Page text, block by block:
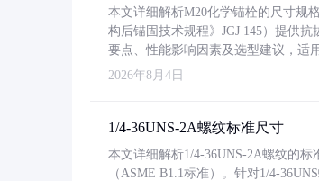
本文详细解析M20化学锚栓的尺寸规
构后锚固技术规程》JGJ 145）提供
要点、性能影响因素及选型建议，适
2026年8月4日
1/4-36UNS-2A螺纹标准尺寸
本文详细解析1/4-36UNS-2A螺纹的
（ASME B1.1标准）。针对1/4-